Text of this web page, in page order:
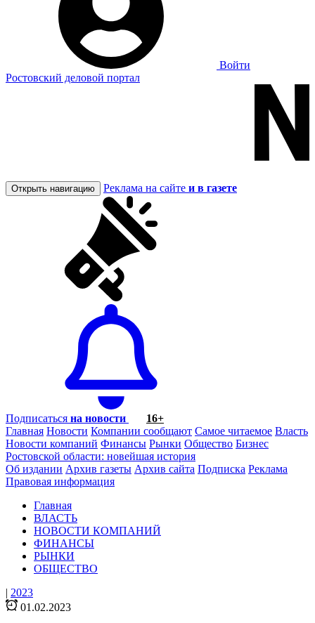
Войти
Ростовский деловой портал
Открыть навигацию Реклама на сайте и в газете
Подписаться на новости
16+
Главная Новости Компании сообщают Самое читаемое Власть
Новости компаний Финансы Рынки Общество Бизнес
Ростовской области: новейшая история
Об издании Архив газеты Архив сайта Подписка Реклама
Правовая информация
Главная
ВЛАСТЬ
НОВОСТИ КОМПАНИЙ
ФИНАНСЫ
РЫНКИ
ОБЩЕСТВО
| 2023
01.02.2023